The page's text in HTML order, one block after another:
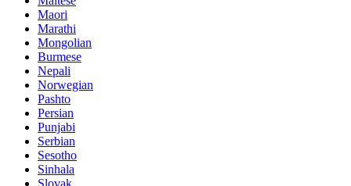
Maori
Marathi
Mongolian
Burmese
Nepali
Norwegian
Pashto
Persian
Punjabi
Serbian
Sesotho
Sinhala